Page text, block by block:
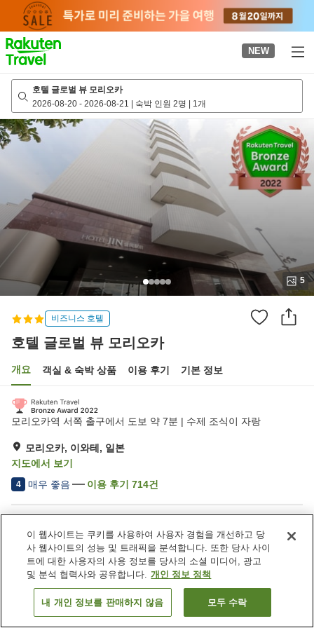
page
NEW
호텔 글로벌 뷰 모리오카
2026-08-20 - 2026-08-21 | 숙박 인원 2명 | 1개
5
비즈니스 호텔
호텔 글로벌 뷰 모리오카
개요 객실 & 숙박 상품 이용 후기 기본 정보
모리오카역 서쪽 출구에서 도보 약 7분 | 수제 조식이 자랑
모리오카, 이와테, 일본
지도에서 보기
4 매우 좋음 이용 후기 714건
스파 / 미용실
자동판매기
공용 전자레인지
주차 (유료)
일본 이와테 모리오카 호텔 글로벌 뷰 모리오카
객실 보기
이 웹사이트는 쿠키를 사용하여 사용자 경험을 개선하고 당
사 웹사이트의 성능 및 트래픽을 분석합니다. 또한 당사 사이
트에 대한 사용자의 사용 정보를 당사의 소셜 미디어, 광고
및 분석 협력사와 공유합니다. 개인 정보 정책
내 개인 정보를 판매하지 않음 모두 수락